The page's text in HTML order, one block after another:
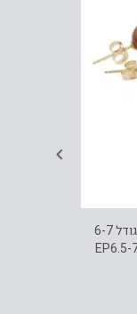
עגילי פנינה אפורה מים מתוקים בגודל 6-7